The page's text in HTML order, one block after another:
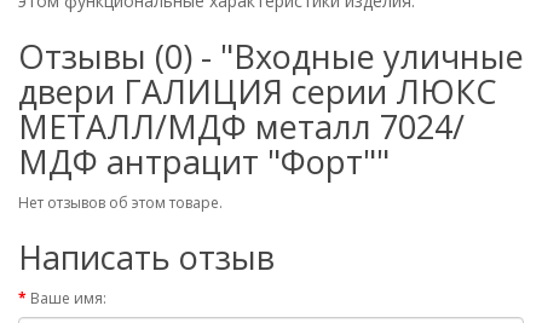
Отзывы (0) - "Входные уличные
двери ГАЛИЦИЯ серии ЛЮКС
МЕТАЛЛ/МДФ металл 7024/
МДФ антрацит "Форт""
Нет отзывов об этом товаре.
Написать отзыв
Ваше имя: